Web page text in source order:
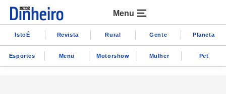
Menu
IstoÉ Revista Rural Gente Planeta
Esportes Menu Motorshow Mulher Pet